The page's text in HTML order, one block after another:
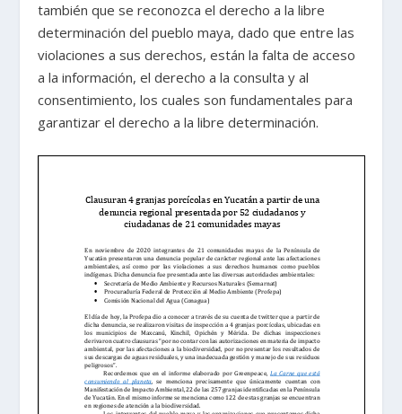
también que se reconozca el derecho a la libre
determinación del pueblo maya, dado que entre las
violaciones a sus derechos, están la falta de acceso
a la información, el derecho a la consulta y al
consentimiento, los cuales son fundamentales para
garantizar el derecho a la libre determinación.